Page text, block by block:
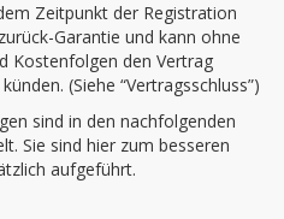
Zeitpunkt der Registration
Garantie und kann ohne
Kostenfolgen den Vertrag
(Siehe “Vertragsschluss”)
sind in den nachfolgenden
Sie sind hier zum besseren
aufgeführt.